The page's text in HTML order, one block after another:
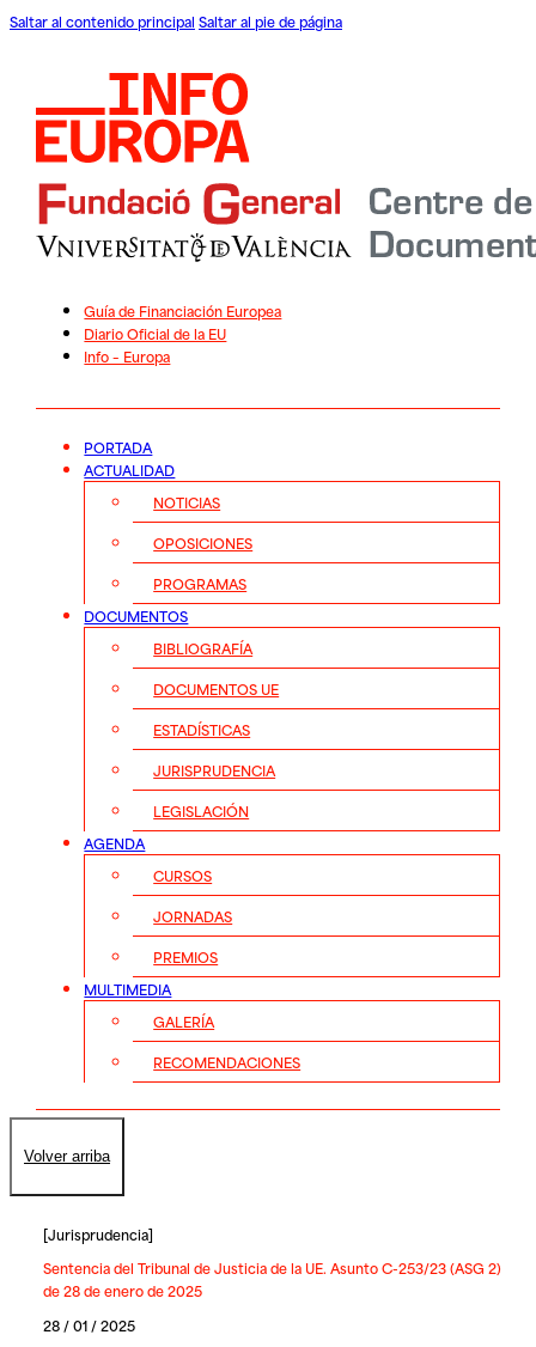
Saltar al contenido principal Saltar al pie de página
Guía de Financiación Europea
Diario Oficial de la EU
Info – Europa
PORTADA
ACTUALIDAD
NOTICIAS
OPOSICIONES
PROGRAMAS
DOCUMENTOS
BIBLIOGRAFÍA
DOCUMENTOS UE
ESTADÍSTICAS
JURISPRUDENCIA
LEGISLACIÓN
AGENDA
CURSOS
JORNADAS
PREMIOS
MULTIMEDIA
GALERÍA
RECOMENDACIONES
Volver arriba
[Jurisprudencia]
Sentencia del Tribunal de Justicia de la UE. Asunto C-253/23 (ASG 2)
de 28 de enero de 2025
28 / 01 / 2025